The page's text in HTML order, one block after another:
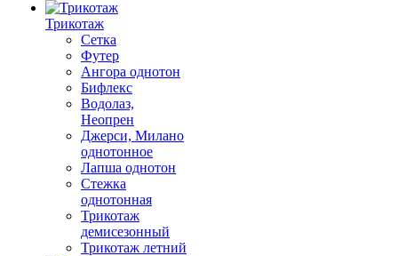
Трикотаж
Сетка
Футер
Ангора однотон
Бифлекс
Водолаз,
Неопрен
Джерси, Милано
однотонное
Лапша однотон
Стежка
однотонная
Трикотаж
демисезонный
Трикотаж летний